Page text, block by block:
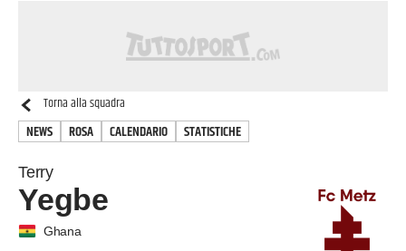
Torna alla squadra
NEWS ROSA CALENDARIO STATISTICHE
Terry
Yegbe
Ghana